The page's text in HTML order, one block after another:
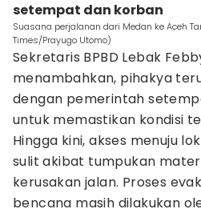
setempat dan korban
Suasana perjalanan dari Medan ke Aceh
Times/Prayugo Utomo)
Sekretaris BPBD Lebak
menambahkan, pihakya
dengan pemerintah
untuk memastikan kondisi
Hingga kini, akses menuju
sulit akibat tumpukan
kerusakan jalan. Proses
bencana masih dilakukan